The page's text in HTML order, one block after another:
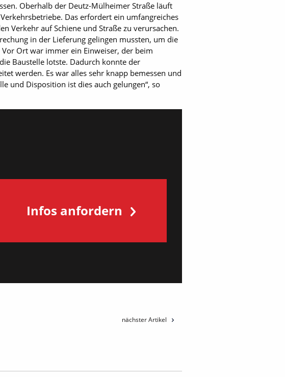
Oberhalb der Deutz-Mülheimer Straße läuft
Das erfordert ein umfangreiches
Verkehr auf Schiene und Straße zu verursachen.
in der Lieferung gelingen mussten, um die
Ort war immer ein Einweiser, der beim
Baustelle lotste. Dadurch konnte der
werden. Es war alles sehr knapp bemessen und
und Disposition ist dies auch gelungen“, so
Infos anfordern
nächster Artikel